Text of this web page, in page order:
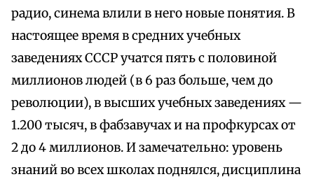
радио, синема влили в него новые понятия. В
настоящее время в средних учебных
заведениях СССР учатся пять с половиной
миллионов людей (в 6 раз больше, чем до
революции), в высших учебных заведениях —
1.200 тысяч, в фабзавучах и на профкурсах от
2 до 4 миллионов. И замечательно: уровень
знаний во всех школах поднялся, дисциплина